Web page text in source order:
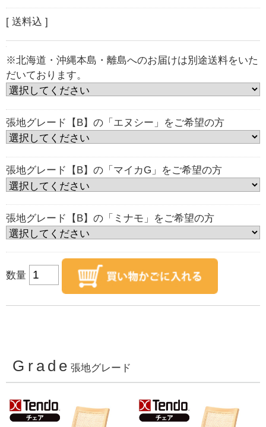
[ 送料込 ]
※北海道・沖縄本島・離島へのお届けは別途送料をいた
だいております。
張地グレード【B】の「エヌシー」をご希望の方
張地グレード【B】の「マイカG」をご希望の方
張地グレード【B】の「ミナモ」をご希望の方
数量
Grade 張地グレード